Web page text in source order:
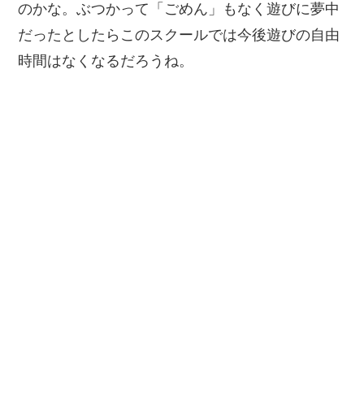
のかな。ぶつかって「ごめん」もなく遊びに夢中
だったとしたらこのスクールでは今後遊びの自由
時間はなくなるだろうね。